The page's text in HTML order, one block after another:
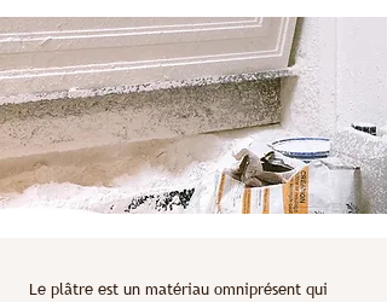
Le plâtre est un matériau omniprésent qui